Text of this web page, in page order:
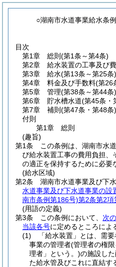
○湖南市水道事業給水条例
目次
第1章
総則 (第1条～第4条)
第2章
給水装置の工事及び
第3章
給水(第13条～第25条)
第4章
料金及び手数料(第26
第5章
管理(第38条～第44条)
第6章
貯水槽水道(第45条・
第7章
補則 (第47条・第48条)
付則
第1章
総則
(趣旨)
第1条
この条例は、湖南市水
び給水装置工事の費用負担、
の適正を保持するために必要
(給水区域)
第2条
湖南市水道事業及び下
水道事業及び下水道事業の設
南市条例第186号)第2条第2項
(用語の定義)
第3条
この条例において、 次
当該各号に定めるところによ
(1)
「給水装置」とは、需
事業の管理者(管理者の権
理者」という。)の施設し
た給水管及びこれに直結す